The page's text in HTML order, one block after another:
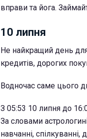
вправи та йога.
10 липня
Не найкращий день
кредитів, дорогих
Водночас саме цього
З 05:53 10 липня до
За словами
навчанні, спілкуванні,